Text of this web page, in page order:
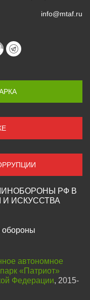
info@mtaf.ru
РФ В
И ИСКУССТВА
автономное
«Патриот»
Федерации, 2015-